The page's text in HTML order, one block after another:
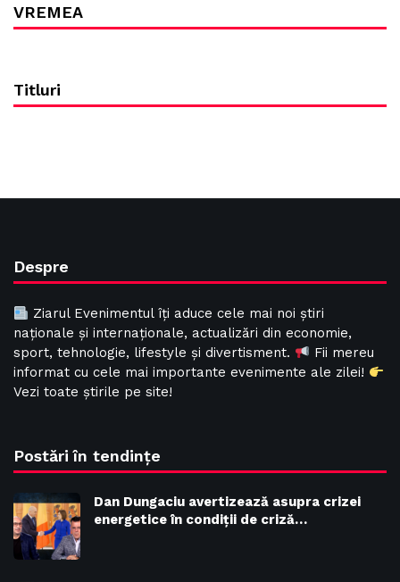
VREMEA
Titluri
Despre
Ziarul Evenimentul îți aduce cele mai noi știri
naționale și internaționale, actualizări din economie,
sport, tehnologie, lifestyle și divertisment.
Fii mereu
informat cu cele mai importante evenimente ale zilei!
Vezi toate știrile pe site!
Postări în tendințe
Dan Dungaciu avertizează asupra crizei
energetice în condiții de criză…